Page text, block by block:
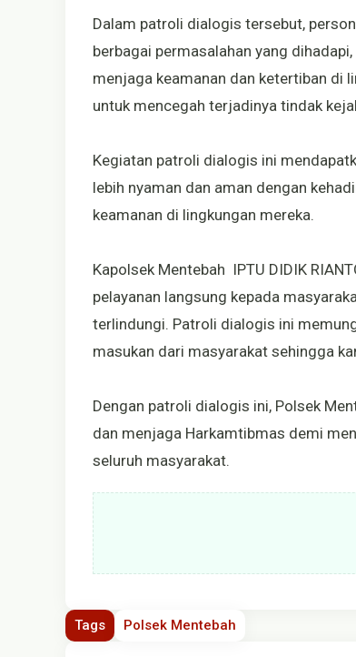
Dalam patroli dialogis tersebut,
berbagai permasalahan yang
menjaga keamanan dan ketertiban di
untuk mencegah terjadinya tindak
Kegiatan patroli dialogis ini
lebih nyaman dan aman dengan
keamanan di lingkungan mereka.
Kapolsek Mentebah IPTU DIDIK
pelayanan langsung kepada
terlindungi. Patroli dialogis ini
masukan dari masyarakat sehingga
Dengan patroli dialogis ini, Polsek
dan menjaga Harkamtibmas demi
seluruh masyarakat.
Tags Polsek Mentebah